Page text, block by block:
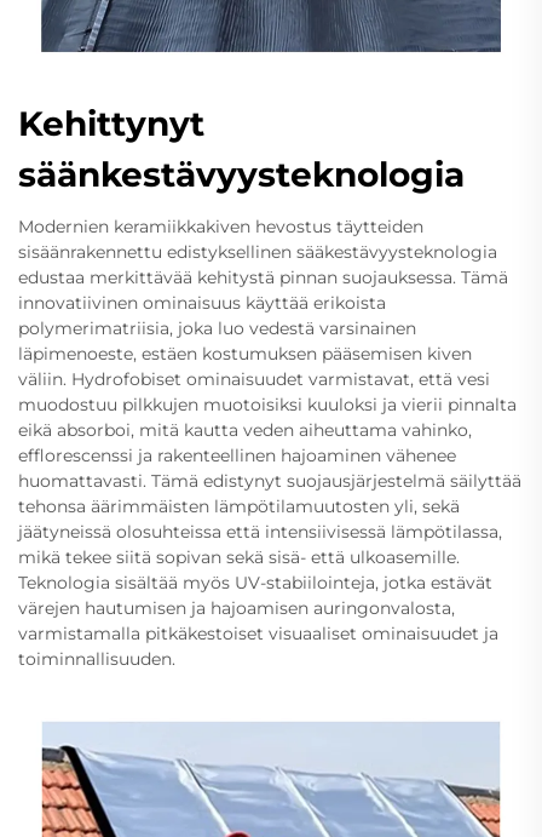
Kehittynyt
säänkestävyysteknologia
Modernien keramiikkakiven hevostus täytteiden
sisäänrakennettu edistyksellinen sääkestävyysteknologia
edustaa merkittävää kehitystä pinnan suojauksessa. Tämä
innovatiivinen ominaisuus käyttää erikoista
polymerimatriisia, joka luo vedestä varsinainen
läpimenoeste, estäen kostumuksen pääsemisen kiven
väliin. Hydrofobiset ominaisuudet varmistavat, että vesi
muodostuu pilkkujen muotoisiksi kuuloksi ja vierii pinnalta
eikä absorboi, mitä kautta veden aiheuttama vahinko,
efflorescenssi ja rakenteellinen hajoaminen vähenee
huomattavasti. Tämä edistynyt suojausjärjestelmä säilyttää
tehonsa äärimmäisten lämpötilamuutosten yli, sekä
jäätyneissä olosuhteissa että intensiivisessä lämpötilassa,
mikä tekee siitä sopivan sekä sisä- että ulkoasemille.
Teknologia sisältää myös UV-stabiilointeja, jotka estävät
värejen hautumisen ja hajoamisen auringonvalosta,
varmistamalla pitkäkestoiset visuaaliset ominaisuudet ja
toiminnallisuuden.